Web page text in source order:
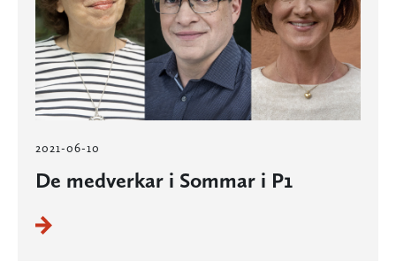
2021-06-10
De medverkar i Sommar i P1